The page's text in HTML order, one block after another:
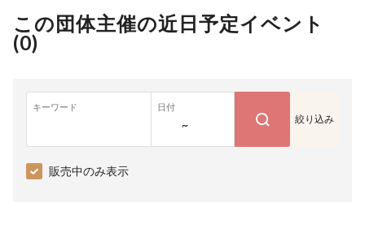
この団体主催の近日予定イベント
(0)
キーワード 日付
~ 絞り込み
販売中のみ表示